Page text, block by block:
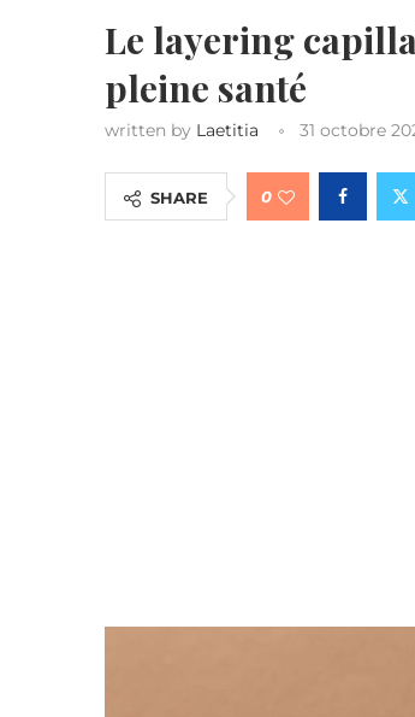
Le layering
pleine santé
written by Laetitia 31 octobre
SHARE 0